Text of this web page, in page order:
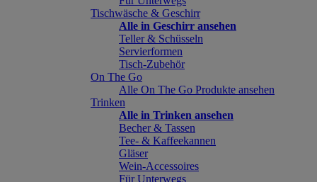
Tischwäsche & Geschirr
Alle in Geschirr ansehen
Teller & Schüsseln
Servierformen
Tisch-Zubehör
On The Go
Alle On The Go Produkte ansehen
Trinken
Alle in Trinken ansehen
Becher & Tassen
Tee- & Kaffeekannen
Gläser
Wein-Accessoires
Für Unterwegs